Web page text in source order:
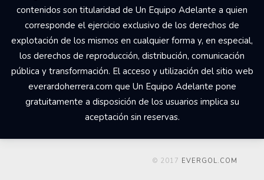
contenidos son titularidad de Un Equipo Adelante a quien
corresponde el ejercicio exclusivo de los derechos de
explotación de los mismos en cualquier forma y, en especial,
los derechos de reproducción, distribución, comunicación
pública y transformación. El acceso y utilización del sitio web
everardoherrera.com que Un Equipo Adelante pone
gratuitamente a disposición de los usuarios implica su
aceptación sin reservas.
© 2017 EVERGOL.COM